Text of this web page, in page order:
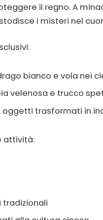
il regno. A
i misteri nel
bianco e vola nei
velenosa e trucco
trasformati in
attività: